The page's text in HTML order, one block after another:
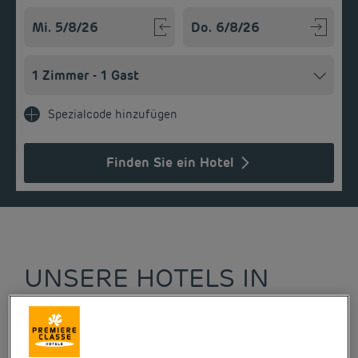
Finden Sie ein Hotel
Spezialcode hinzufügen
UNSERE HOTELS IN
ANGERS ZU GÜNSTIGEN
PREISEN